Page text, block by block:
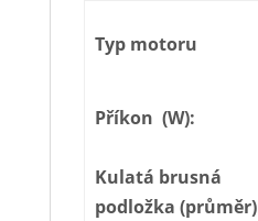
Typ motoru
Příkon (W):
Kulatá brusná
podložka (průměr)